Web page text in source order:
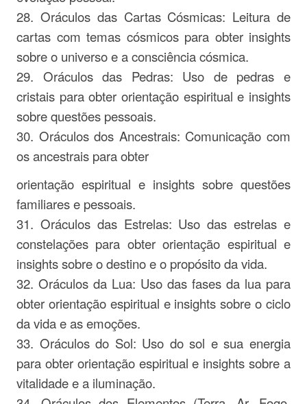
28. Oráculos das Cartas Cósmicas: Leitura de
cartas com temas cósmicos para obter insights
sobre o universo e a consciência cósmica.
29. Oráculos das Pedras: Uso de pedras e
cristais para obter orientação espiritual e insights
sobre questões pessoais.
30. Oráculos dos Ancestrais: Comunicação com
os ancestrais para obter
orientação espiritual e insights sobre questões
familiares e pessoais.
31. Oráculos das Estrelas: Uso das estrelas e
constelações para obter orientação espiritual e
insights sobre o destino e o propósito da vida.
32. Oráculos da Lua: Uso das fases da lua para
obter orientação espiritual e insights sobre o ciclo
da vida e as emoções.
33. Oráculos do Sol: Uso do sol e sua energia
para obter orientação espiritual e insights sobre a
vitalidade e a iluminação.